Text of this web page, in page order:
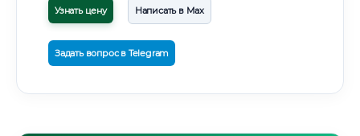
Узнать цену Написать в Max
Задать вопрос в Telegram